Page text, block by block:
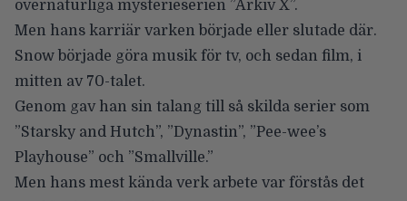
övernaturliga mysterieserien ”Arkiv X”.
Men hans karriär varken började eller slutade där.
Snow började göra musik för tv, och sedan film, i
mitten av 70-talet.
Genom gav han sin talang till så skilda serier som
”Starsky and Hutch”, ”Dynastin”, ”Pee-wee’s
Playhouse” och ”Smallville.”
Men hans mest kända verk arbete var förstås det